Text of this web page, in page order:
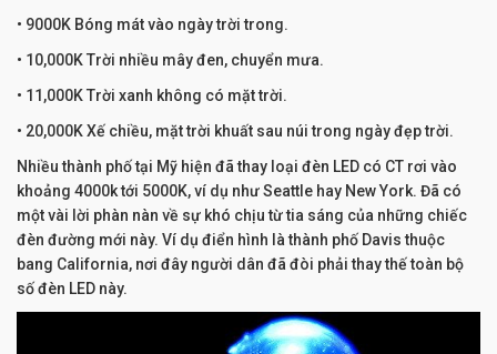
• 9000K Bóng mát vào ngày trời trong.
• 10,000K Trời nhiều mây đen, chuyển mưa.
• 11,000K Trời xanh không có mặt trời.
• 20,000K Xế chiều, mặt trời khuất sau núi trong ngày đẹp trời.
Nhiều thành phố tại Mỹ hiện đã thay loại đèn LED có CT rơi vào
khoảng 4000k tới 5000K, ví dụ như Seattle hay New York. Đã có
một vài lời phàn nàn về sự khó chịu từ tia sáng của những chiếc
đèn đường mới này. Ví dụ điển hình là thành phố Davis thuộc
bang California, nơi đây người dân đã đòi phải thay thế toàn bộ
số đèn LED này.